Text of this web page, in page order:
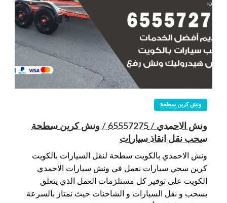
ونش كرين سطحة
ونش الاحمدي / 65557275 / ونش كرين سطحة
سحب نقل انقاذ سيارات
ونش الاحمدي بالكويت سطحة لنقل السيارات بالكويت
كرين سحي سيارات نعمل في ونش سيارات الاحمدي
الكويت على توفير كل مستلزمات العمل الذي يتعلق
بسحب و نقل السيارات و الشاحنات حيث نمتاز بالسرعة